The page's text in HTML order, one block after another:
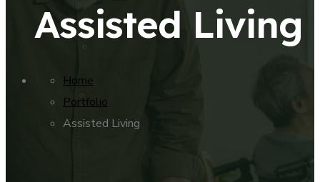
Assisted Living
Home
Portfolio
Assisted Living